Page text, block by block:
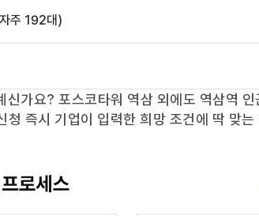
주 192대)
신가요? 포스코타워 역삼 외에도 역삼역 인
청 즉시 기업이 입력한 희망 조건에 딱 맞